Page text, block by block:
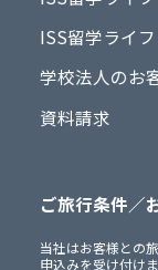
ISS留学ライ
学校法人のお
資料請求
ご旅行条件／
当社はお客様との
申込みを受け付けま